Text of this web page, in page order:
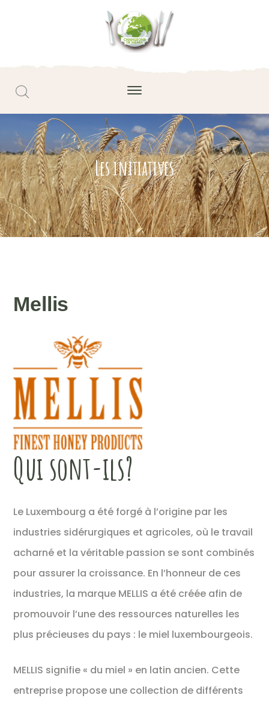
Les initiatives
Mellis
Qui sont-ils?
Le Luxembourg a été forgé à l’origine par les
industries sidérurgiques et agricoles, où le travail
acharné et la véritable passion se sont combinés
pour assurer la croissance. En l’honneur de ces
industries, la marque MELLIS a été créée afin de
promouvoir l’une des ressources naturelles les
plus précieuses du pays : le miel luxembourgeois. ​
MELLIS signifie « du miel » en latin ancien. Cette
entreprise propose une collection de différents